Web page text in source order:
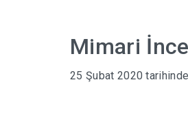
Mimari
25 Şubat 2020